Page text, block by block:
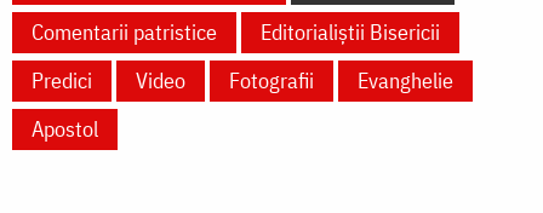
Comentarii patristice
Editorialiștii Bisericii
Predici
Video Fotografii
Evanghelie
Apostol